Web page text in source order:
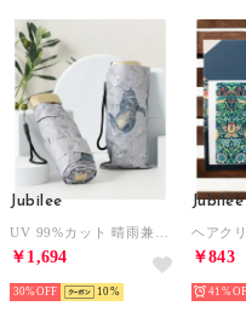
Jubilee
UV 99%カット 晴雨兼用 猫 北欧 タータン デザインなど 軽量コンパクト 折りたたみ日傘 UPF50+ （A）
￥1,694
30% 10
Jubilee
￥843
41%